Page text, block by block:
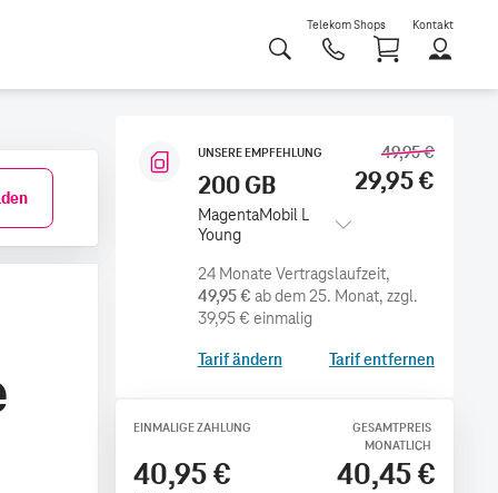
Telekom Shops Kontakt
UNSERE EMPFEHLUNG 49,95 €
200 GB
MagentaMobil L
Young
29,95 €
49,95 € ab dem 25. Monat zzgl.
39,95 € einmalig
Tarif ändern Tarif entfernen
EINMALIGE ZAHLUNG
40,95 €
GESAMTPREIS
MONATLICH
40,45 €